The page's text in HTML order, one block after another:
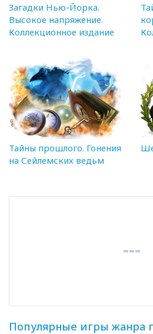
Загадки Нью-Йорка.
Высокое напряжение.
Коллекционное издание
Тайны прошлого. Гонения
на Сейлемских ведьм
Популярные игры жанра